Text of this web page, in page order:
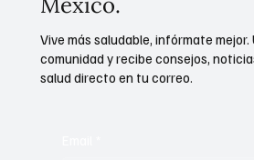
Vive más saludable, infórmate
comunidad y recibe consejos,
salud directo en tu correo.